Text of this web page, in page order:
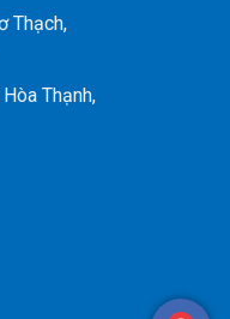
Thạch,
Thạnh,